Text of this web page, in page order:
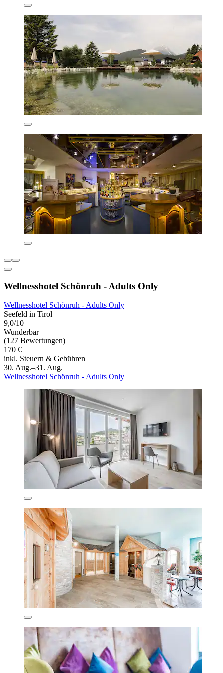
Wellnesshotel Schönruh - Adults Only
Wellnesshotel Schönruh - Adults Only
Seefeld in Tirol
9,0/10
Wunderbar
(127 Bewertungen)
170 €
inkl. Steuern & Gebühren
30. Aug.–31. Aug.
Wellnesshotel Schönruh - Adults Only